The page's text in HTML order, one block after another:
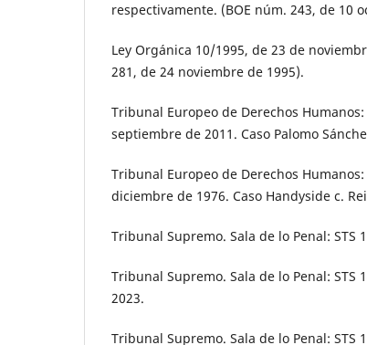
respectivamente. (BOE núm. 243, de 10
Ley Orgánica 10/1995, de 23 de
281, de 24 noviembre de 1995).
Tribunal Europeo de Derechos Humanos:
septiembre de 2011. Caso Palomo
Tribunal Europeo de Derechos Humanos:
diciembre de 1976. Caso Handyside c.
Tribunal Supremo. Sala de lo Penal: STS
Tribunal Supremo. Sala de lo Penal: STS
2023.
Tribunal Supremo. Sala de lo Penal: STS